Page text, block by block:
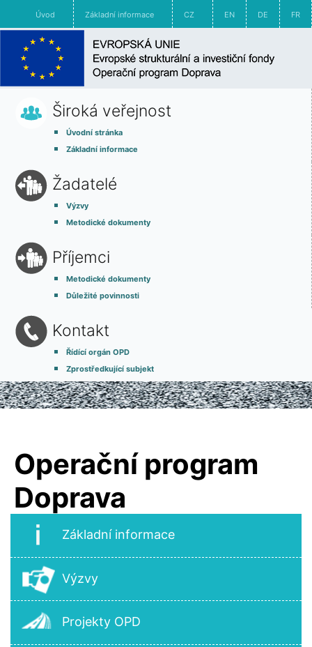
Úvod Základní informace CZ EN DE FR
Široká veřejnost
Úvodní stránka
Základní informace
Žadatelé
Výzvy
Metodické dokumenty
Příjemci
Metodické dokumenty
Důležité povinnosti
Kontakt
Řídící orgán OPD
Zprostředkující subjekt
Operační program
Doprava
Základní informace
Výzvy
Projekty OPD